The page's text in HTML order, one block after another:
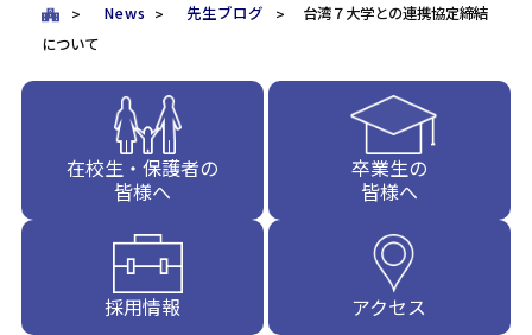
News 先生ブログ
台湾７大学との連携協定締結
について
在校生・保護者の
皆様へ
卒業生の
皆様へ
採用情報 アクセス